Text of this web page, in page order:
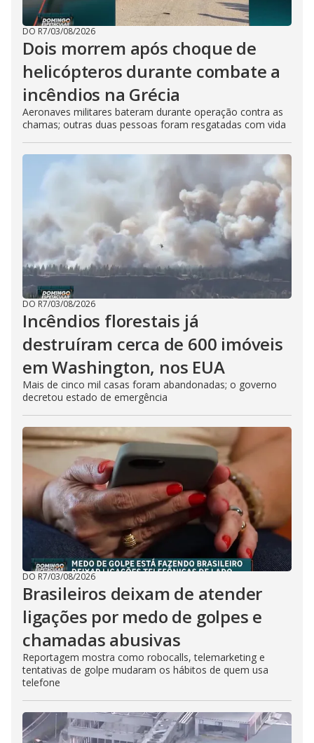
DO R7/03/08/2026
Dois morrem após choque de
helicópteros durante combate a
incêndios na Grécia
Aeronaves militares bateram durante operação contra as
chamas; outras duas pessoas foram resgatadas com vida
DO R7/03/08/2026
Incêndios florestais já
destruíram cerca de 600 imóveis
em Washington, nos EUA
Mais de cinco mil casas foram abandonadas; o governo
decretou estado de emergência
DO R7/03/08/2026
Brasileiros deixam de atender
ligações por medo de golpes e
chamadas abusivas
Reportagem mostra como robocalls, telemarketing e
tentativas de golpe mudaram os hábitos de quem usa
telefone